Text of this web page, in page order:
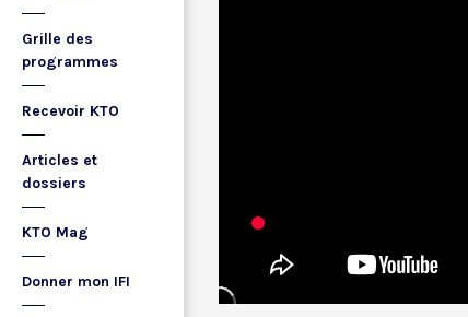
Grille des
programmes
Recevoir KTO
Articles et
dossiers
KTO Mag
Donner mon IFI